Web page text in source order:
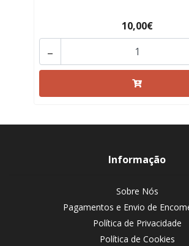
10,00€
-
Informação
Sobre Nós
Pagamentos e Envio de
Política de Privacidade
Política de Cookies